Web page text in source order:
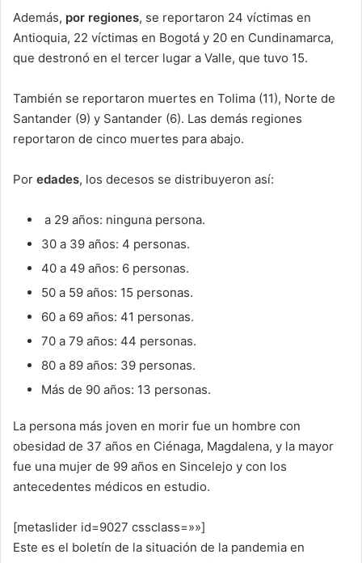
Además, por regiones, se reportaron 24 víctimas en
Antioquia, 22 víctimas en Bogotá y 20 en Cundinamarca,
que destronó en el tercer lugar a Valle, que tuvo 15.
También se reportaron muertes en Tolima (11), Norte de
Santander (9) y Santander (6). Las demás regiones
reportaron de cinco muertes para abajo.
Por edades, los decesos se distribuyeron así:
a 29 años: ninguna persona.
30 a 39 años: 4 personas.
40 a 49 años: 6 personas.
50 a 59 años: 15 personas.
60 a 69 años: 41 personas.
70 a 79 años: 44 personas.
80 a 89 años: 39 personas.
Más de 90 años: 13 personas.
La persona más joven en morir fue un hombre con
obesidad de 37 años en Ciénaga, Magdalena, y la mayor
fue una mujer de 99 años en Sincelejo y con los
antecedentes médicos en estudio.
[metaslider id=9027 cssclass=»»]
Este es el boletín de la situación de la pandemia en